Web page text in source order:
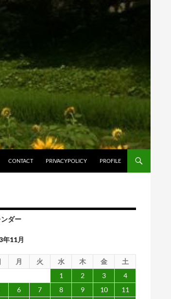
CONTACT
PRIVACYPOLICY PROFILE
ダー
年11月
月 火 水 木 金
土
1
2 3
4
6 7 8 9 10
11